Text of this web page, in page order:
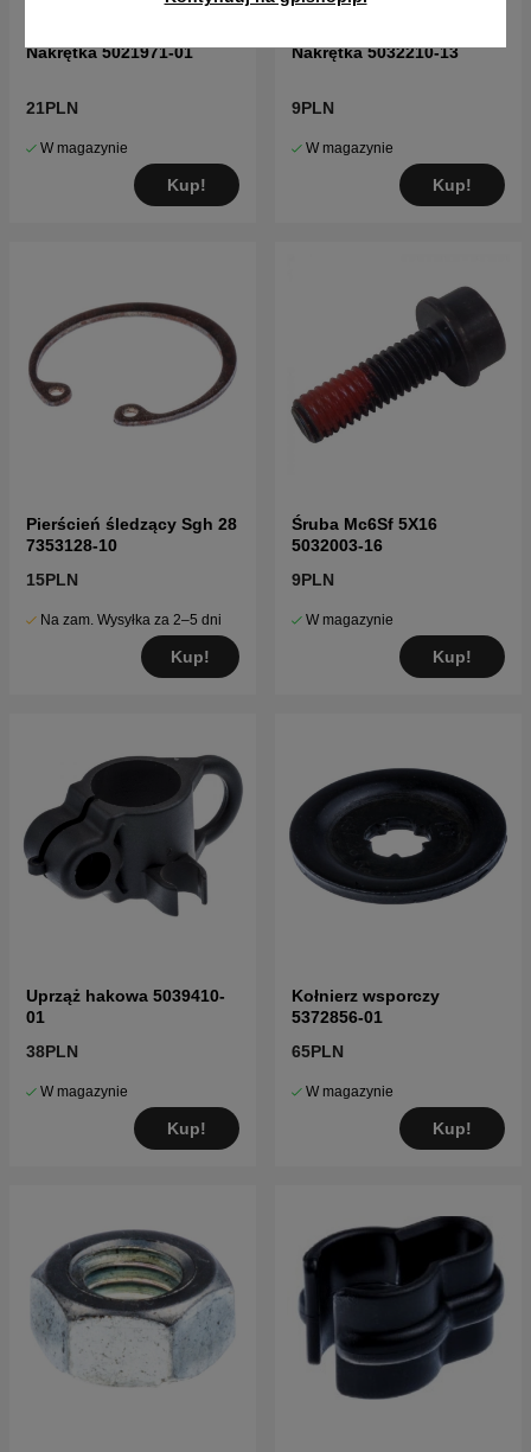
Nakrętka 5021971-01
21PLN
W magazynie
Kup!
Nakrętka 5032210-13
9PLN
W magazynie
Kup!
Pierścień śledzący Sgh 28
7353128-10
15PLN
Na zam. Wysyłka za 2–5 dni
Kup!
Śruba Mc6Sf 5X16
5032003-16
9PLN
W magazynie
Kup!
Uprząż hakowa 5039410-
01
38PLN
W magazynie
Kup!
Kołnierz wsporczy
5372856-01
65PLN
W magazynie
Kup!